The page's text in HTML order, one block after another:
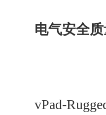
电气安全
vPad-